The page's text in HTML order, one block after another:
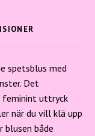
spetsblus med
Det
feminint uttryck
när du vill klä upp
blusen både